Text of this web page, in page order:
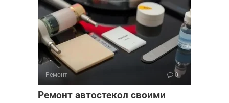
Ремонт 0
Ремонт автостекол своими